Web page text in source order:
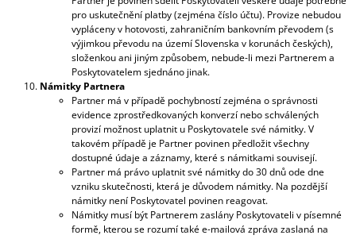
pro uskutečnění platby (zejména číslo účtu). Provize nebudou
vypláceny v hotovosti, zahraničním bankovním převodem (s
výjimkou převodu na území Slovenska v korunách českých),
složenkou ani jiným způsobem, nebude-li mezi Partnerem a
Poskytovatelem sjednáno jinak.
Námitky Partnera
Partner má v případě pochybností zejména o správnosti
evidence zprostředkovaných konverzí nebo schválených
provizí možnost uplatnit u Poskytovatele své námitky. V
takovém případě je Partner povinen předložit všechny
dostupné údaje a záznamy, které s námitkami souvisejí.
Partner má právo uplatnit své námitky do 30 dnů ode dne
vzniku skutečnosti, která je důvodem námitky. Na pozdější
námitky není Poskytovatel povinen reagovat.
Námitky musí být Partnerem zaslány Poskytovateli v písemné
formě, kterou se rozumí také e-mailová zpráva zaslaná na